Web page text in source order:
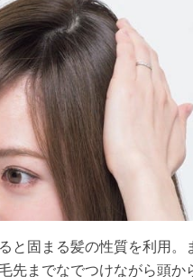
と固まる髪の性質を利用。
先までなでつけながら頭か